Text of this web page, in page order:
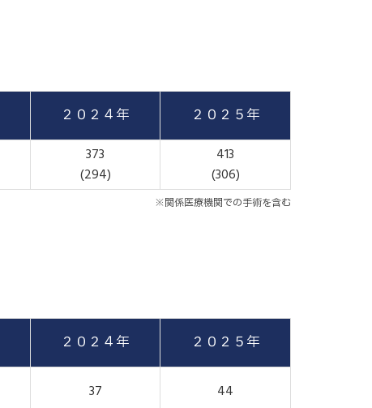
２０２４年 ２０２５年
373
(294)
413
(306)
※関係医療機関での手術を含む
２０２４年 ２０２５年
37 44